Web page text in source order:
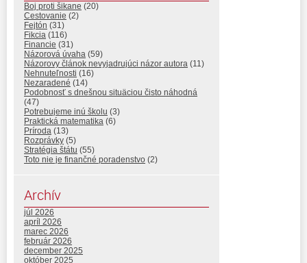
Boj proti šikane (20)
Cestovanie (2)
Fejtón (31)
Fikcia (116)
Financie (31)
Názorová úvaha (59)
Názorovy článok nevyjadrujúci názor autora (11)
Nehnuteľnosti (16)
Nezaradené (14)
Podobnosť s dnešnou situäciou čisto náhodná
(47)
Potrebujeme inú školu (3)
Praktická matematika (6)
Príroda (13)
Rozprávky (5)
Stratégia štátu (55)
Toto nie je finančné poradenstvo (2)
Archív
júl 2026
apríl 2026
marec 2026
február 2026
december 2025
október 2025